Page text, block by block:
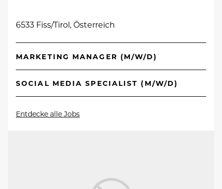
6533 Fiss/Tirol, Österreich
MARKETING MANAGER (M/W/D)
SOCIAL MEDIA SPECIALIST (M/W/D)
Entdecke alle Jobs